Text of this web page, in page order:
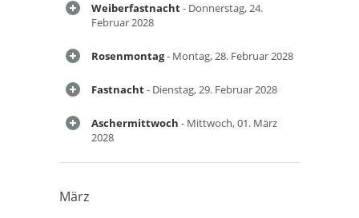
Weiberfastnacht- Donnerstag, 24.
Februar 2028
Rosenmontag- Montag, 28. Februar 2028
Fastnacht- Dienstag, 29. Februar 2028
Aschermittwoch - Mittwoch, 01. März
2028
März